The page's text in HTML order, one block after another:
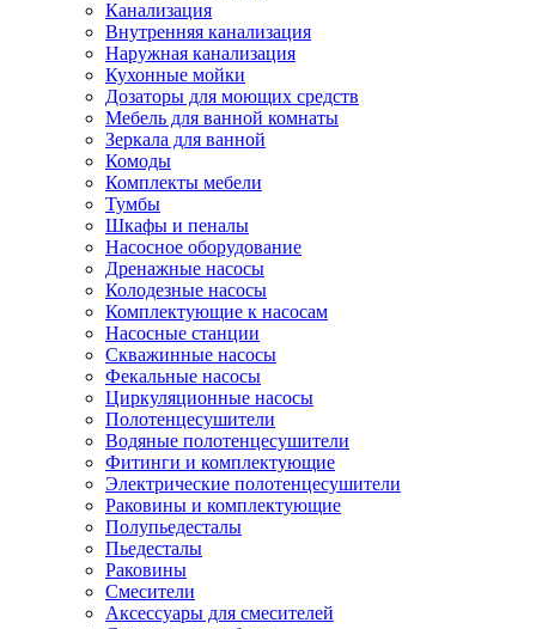
Канализация
Внутренняя канализация
Наружная канализация
Кухонные мойки
Дозаторы для моющих средств
Мебель для ванной комнаты
Зеркала для ванной
Комоды
Комплекты мебели
Тумбы
Шкафы и пеналы
Насосное оборудование
Дренажные насосы
Колодезные насосы
Комплектующие к насосам
Насосные станции
Скважинные насосы
Фекальные насосы
Циркуляционные насосы
Полотенцесушители
Водяные полотенцесушители
Фитинги и комплектующие
Электрические полотенцесушители
Раковины и комплектующие
Полупьедесталы
Пьедесталы
Раковины
Смесители
Аксессуары для смесителей